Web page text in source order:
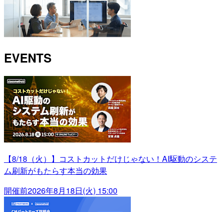
EVENTS
【8/18（火）】コストカットだけじゃない！AI駆動のシステ
ム刷新がもたらす本当の効果
開催前2026年8月18日(火) 15:00